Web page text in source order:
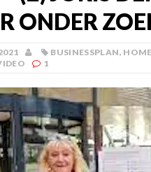
ONDER
BUSINESSPLAN, HOME
1